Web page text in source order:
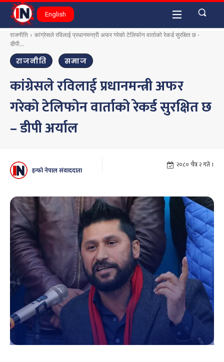
English
राजनीति
कांग्रेसले रविलाई प्रधानमन्त्री अफर गरेको टेलिफोन वार्ताको रेकर्ड सुरक्षित छ -
डीपी...
राजनीति समाज
कांग्रेसले रविलाई प्रधानमन्त्री अफर
गरेको टेलिफोन वार्ताको रेकर्ड सुरक्षित छ
– डीपी अर्याल
इन्फो नेपाल संवाददाता
२०८० चैत्र २ गते ।